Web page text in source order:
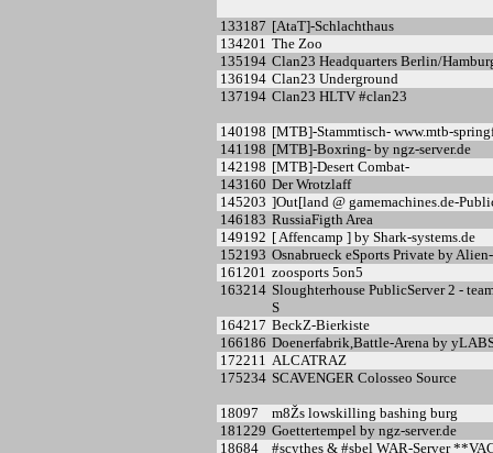
133187 [AtaT]-Schlachthaus
134201 The Zoo
135194 Clan23 Headquarters Berlin/
136194 Clan23 Underground
137194 Clan23 HLTV #clan23
140198 [MTB]-Stammtisch- www.mtb-
141198 [MTB]-Boxring- by ngz-server.de
142198 [MTB]-Desert Combat-
143160 Der Wrotzlaff
145203 ]Out[land @ gamemachines.de-
146183 RussiaFigth Area
149192 [ Affencamp ] by Shark-systems.de
152193 Osnabrueck eSports Private by
161201 zoosports 5on5
163214 Sloughterhouse PublicServer 2 -
S
164217 BeckZ-Bierkiste
166186 Doenerfabrik,Battle-Arena by
172211 ALCATRAZ
175234 SCAVENGER Colosseo Source
18097
m8Žs lowskilling bashing burg
181229 Goettertempel by ngz-server.de
18684
#scythes & #sbel WAR-Server